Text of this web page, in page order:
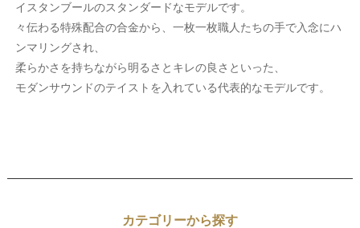
イスタンブールのスタンダードなモデルです。
々伝わる特殊配合の合金から、一枚一枚職人たちの手で入念にハ
ンマリングされ、
柔らかさを持ちながら明るさとキレの良さといった、
モダンサウンドのテイストを入れている代表的なモデルです。
カテゴリーから探す